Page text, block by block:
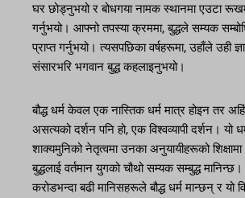
घर छोड्नुभयो र बोधगया नामक स्थानमा एउटा
गर्नुभयो। आफ्नो तपस्या क्रममा, बुद्धले सम्यक
प्राप्त गर्नुभयो। त्यसपछिका वर्षहरूमा, उहाँले उही
संसारभरि भगवान बुद्ध कहलाइनुभयो।
बौद्ध धर्म केवल एक नास्तिक धर्म मात्र होइन तर
असत्यको दर्शन पनि हो, एक विश्वव्यापी दर्शन। यो
शाक्यमुनिको नेतृत्वमा उनका अनुयायीहरूको
बुद्धलाई वर्तमान युगको चौथो सम्यक सम्बुद्ध
करोडभन्दा बढी मानिसहरूले बौद्ध धर्म मान्छन् र यो